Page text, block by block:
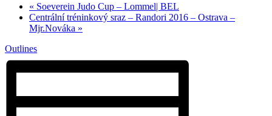
« Soeverein Judo Cup – Lommel| BEL
Centrální tréninkový sraz – Randori 2016 – Ostrava –
Mjr.Nováka »
Outlines